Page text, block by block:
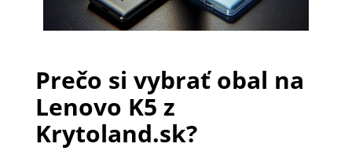
TABLETYPrečo si vybrať obal na
Lenovo K5 z
Krytoland.sk?